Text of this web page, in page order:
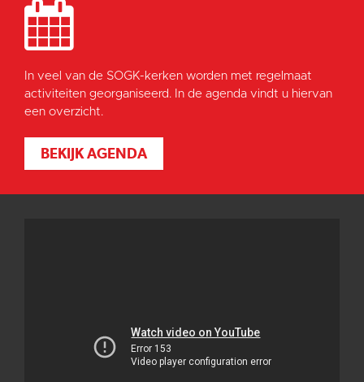
In veel van de SOGK-kerken worden met regelmaat
activiteiten georganiseerd. In de agenda vindt u hiervan
een overzicht.
BEKIJK AGENDA